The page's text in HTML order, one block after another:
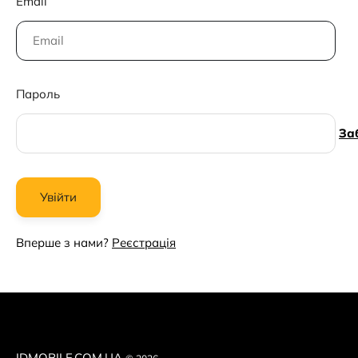
Пароль
Вперше з нами? Реєстрація